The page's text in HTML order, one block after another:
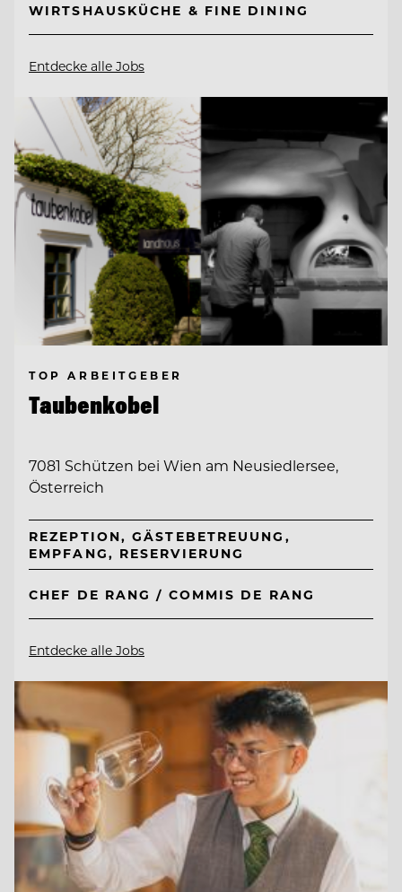
WIRTSHAUSKÜCHE & FINE DINING
Entdecke alle Jobs
TOP ARBEITGEBER
Taubenkobel
7081 Schützen bei Wien am Neusiedlersee,
Österreich
REZEPTION, GÄSTEBETREUUNG,
EMPFANG, RESERVIERUNG
CHEF DE RANG / COMMIS DE RANG
Entdecke alle Jobs